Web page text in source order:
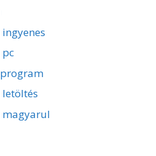
pc
program
magyarul